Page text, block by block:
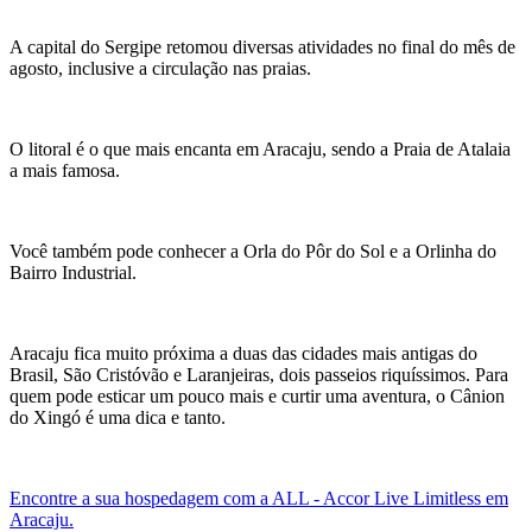
A capital do Sergipe retomou diversas atividades no final do mês de
agosto, inclusive a circulação nas praias.
O litoral é o que mais encanta em Aracaju, sendo a Praia de Atalaia
a mais famosa.
Você também pode conhecer a Orla do Pôr do Sol e a Orlinha do
Bairro Industrial.
Aracaju fica muito próxima a duas das cidades mais antigas do
Brasil, São Cristóvão e Laranjeiras, dois passeios riquíssimos. Para
quem pode esticar um pouco mais e curtir uma aventura, o Cânion
do Xingó é uma dica e tanto.
Encontre a sua hospedagem com a ALL - Accor Live Limitless em
Aracaju.